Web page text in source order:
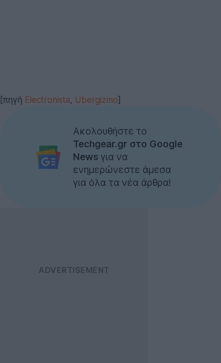
[πηγή Electronista, Ubergizmo]
Ακολουθήστε το
Techgear.gr στο Google
News για να
ενημερώνεστε άμεσα
για όλα τα νέα άρθρα!